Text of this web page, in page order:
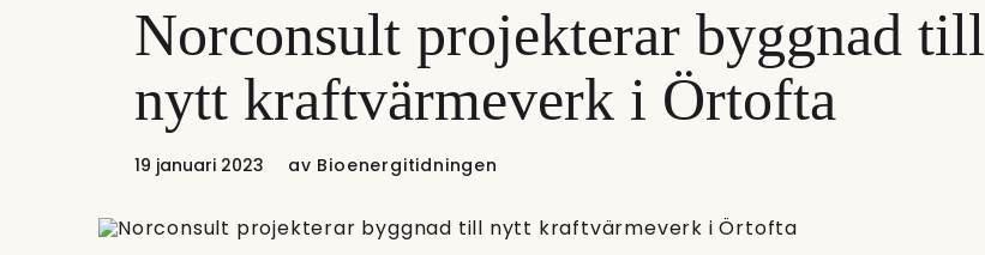
Norconsult projekterar byggnad till
nytt kraftvärmeverk i Örtofta
19 januari 2023 av Bioenergitidningen